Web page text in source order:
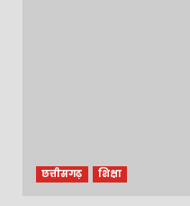
छत्तीसगढ़ शिक्षा